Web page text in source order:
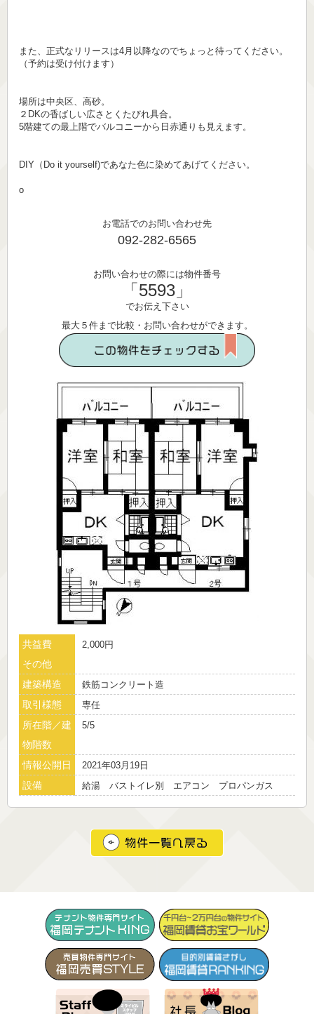
また、正式なリリースは4月以降なのでちょっと待ってください。
（予約は受け付けます）
場所は中央区、高砂。
２DKの香ばしい広さとくたびれ具合。
5階建ての最上階でバルコニーから日赤通りも見えます。
DIY（Do it yourself)であなた色に染めてあげてください。
o
お電話でのお問い合わせ先
092-282-6565
お問い合わせの際には物件番号
「5593」
でお伝え下さい
最大５件まで比較・お問い合わせができます。
共益費
その他
2,000円
建築構造 鉄筋コンクリート造
取引様態 専任
所在階／建
物階数
5/5
情報公開日 2021年03月19日
設備 給湯 バストイレ別 エアコン プロパンガス